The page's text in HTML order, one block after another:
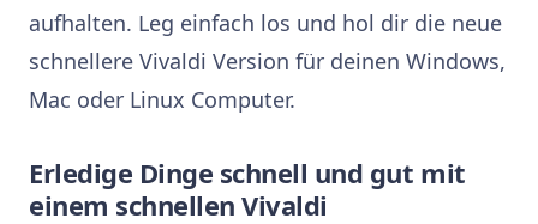
aufhalten. Leg einfach los und hol dir die neue
schnellere Vivaldi Version für deinen Windows,
Mac oder Linux Computer.
Erledige Dinge schnell und gut mit
einem schnellen Vivaldi